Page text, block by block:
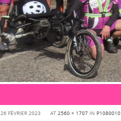
26 FÉVRIER 2023 AT 2560 × 1707 IN P1080010